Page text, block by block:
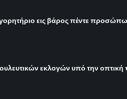
εις βάρος πέντε
εκλογών υπό την οπτική